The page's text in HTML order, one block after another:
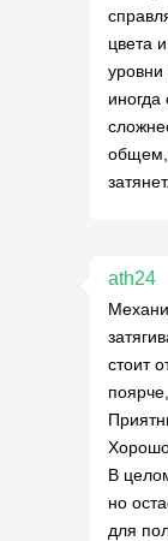
цвета
уровни
иногда
общем,
затянет.
ath24
стоит
В
но
для